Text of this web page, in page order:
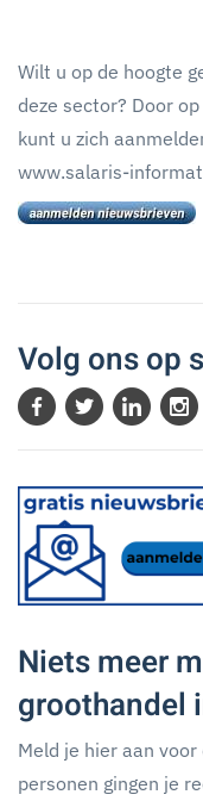
Wilt u op de hoogte
deze sector? Door
kunt u zich
www.salaris-
Volg ons op
Niets meer
groothandel
Meld je hier aan voor
personen gingen je